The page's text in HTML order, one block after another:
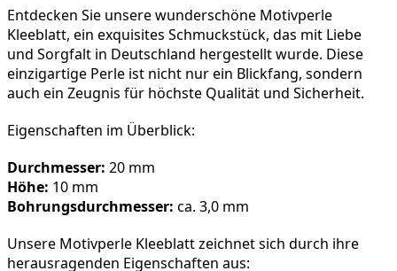
Entdecken Sie unsere wunderschöne Motivperle
Kleeblatt, ein exquisites Schmuckstück, das mit Liebe
und Sorgfalt in Deutschland hergestellt wurde. Diese
einzigartige Perle ist nicht nur ein Blickfang, sondern
auch ein Zeugnis für höchste Qualität und Sicherheit.
Eigenschaften im Überblick:
Durchmesser: 20 mm
Höhe: 10 mm
Bohrungsdurchmesser: ca. 3,0 mm
Unsere Motivperle Kleeblatt zeichnet sich durch ihre
herausragenden Eigenschaften aus: